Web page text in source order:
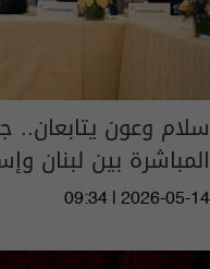
سلام وعون يتابعان..
المباشرة بين لبنان
09:34 | 2026-05-14